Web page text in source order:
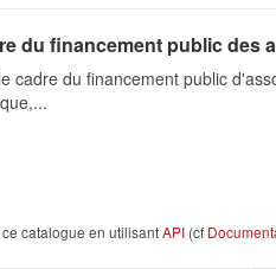
du financement public des
cadre du financement public
catalogue en utilisantAPI (cf